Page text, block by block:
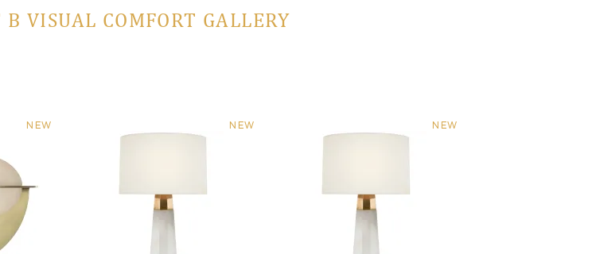
В VISUAL COMFORT GALLERY
NEW NEW NEW